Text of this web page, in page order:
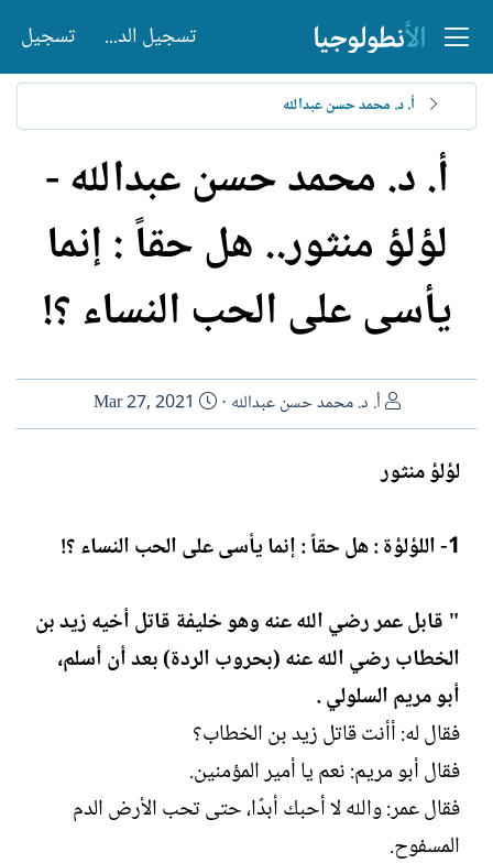
تسجيل الدخول تسجيل
أ. د. محمد حسن عبدالله
أ. د. محمد حسن عبدالله -
لؤلؤ منثور.. هل حقاً : إنما
يأسى على الحب النساء ؟!
ا
ل
ا
أ. د. محمد حسن عبدالله
ت
ا
ل
ن
ا
Mar 27, 2021
لؤلؤ منثور
1- اللؤلؤة : هل حقاً : إنما يأسى على الحب النساء ؟!
" قابل عمر رضي الله عنه وهو خليفة قاتل أخيه زيد بن
الخطاب رضي الله عنه (بحروب الردة) بعد أن أسلم،
أبو مريم السلولي .
فقال له: أأنت قاتل زيد بن الخطاب؟
فقال أبو مريم: نعم يا أمير المؤمنين.
فقال عمر: والله لا أحبك أبدًا، حتى تحب الأرض الدم
المسفوح.